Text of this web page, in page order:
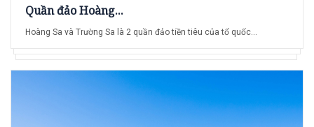
Quần đảo Hoàng...
Hoàng Sa và Trường Sa là 2 quần đảo tiền tiêu của tổ quốc...